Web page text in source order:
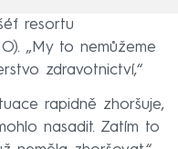
resortu
„My to nemůžeme
zdravotnictví,“
rapidně zhoršuje,
nasadit. Zatím to